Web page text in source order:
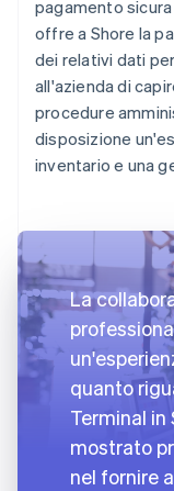
pagamento
offre a Shore la
dei relativi dati
all'azienda di
procedure
disposizione
inventario e una
La
quanto
Terminal in
mostrato
nel fornire